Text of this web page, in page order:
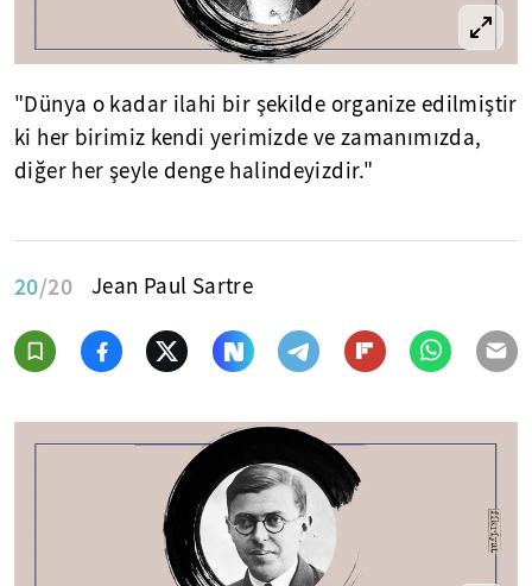
"Dünya o kadar ilahi bir şekilde organize edilmiştir
ki her birimiz kendi yerimizde ve zamanımızda,
diğer her şeyle denge halindeyizdir."
20/20 Jean Paul Sartre